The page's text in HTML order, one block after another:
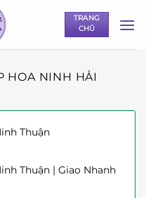
TRANG
CHỦ
HOA NINH HẢI
Thuận
Thuận | Giao Nhanh